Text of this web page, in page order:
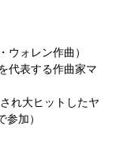
ォレン作曲）
代表する作曲家マ
れ大ヒットしたヤ
加）